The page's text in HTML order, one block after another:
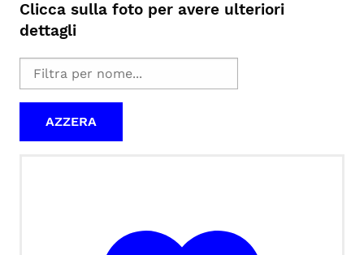
Clicca sulla foto per avere ulteriori
dettagli